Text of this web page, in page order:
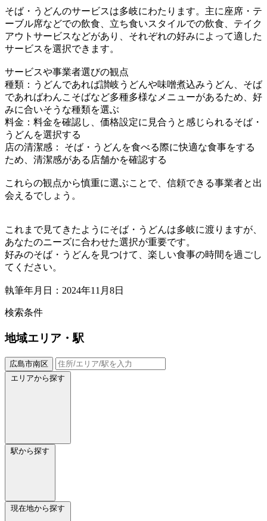
そば・うどんのサービスは多岐にわたります。主に座席・テ
ーブル席などでの飲食、立ち食いスタイルでの飲食、テイク
アウトサービスなどがあり、それぞれの好みによって適した
サービスを選択できます。
サービスや事業者選びの観点
種類：うどんであれば讃岐うどんや味噌煮込みうどん、そば
であればわんこそばなど多種多様なメニューがあるため、好
みに合いそうな種類を選ぶ
料金：料金を確認し、価格設定に見合うと感じられるそば・
うどんを選択する
店の清潔感： そば・うどんを食べる際に快適な食事をする
ため、清潔感がある店舗かを確認する
これらの観点から慎重に選ぶことで、信頼できる事業者と出
会えるでしょう。
これまで見てきたようにそば・うどんは多岐に渡りますが、
あなたのニーズに合わせた選択が重要です。
好みのそば・うどんを見つけて、楽しい食事の時間を過ごし
てください。
執筆年月日：2024年11月8日
検索条件
地域エリア・駅
広島市南区
エリアから探す
駅から探す
現在地から探す